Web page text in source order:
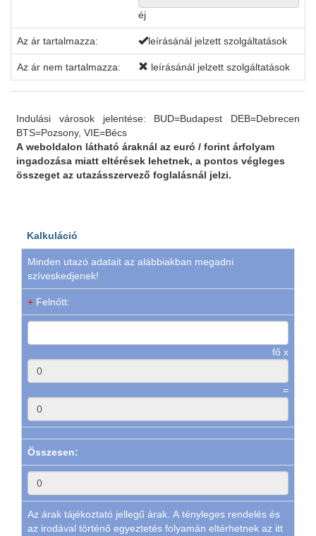
éj
Az ár tartalmazza: leírásánál jelzett szolgáltatások
Az ár nem tartalmazza: leírásánál jelzett szolgáltatások
Indulási városok jelentése: BUD=Budapest DEB=Debrecen
BTS=Pozsony, VIE=Bécs
A weboldalon látható áraknál az euró / forint árfolyam
ingadozása miatt eltérések lehetnek, a pontos végleges
összeget az utazásszervező foglalásnál jelzi.
Kalkuláció
Minden utazó adatait az alábbiakban megadni
szíveskedjenek!
+ Felnőtt:
fő x
=
Összesen:
Az árak tájékoztató jellegű árak. A tényleges rendelés és
az irodával történő egyeztetés folyamán eltérhetnek az itt